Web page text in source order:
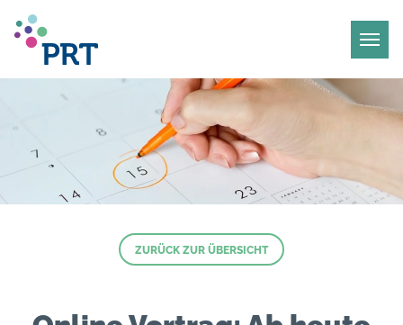
ZURÜCK ZUR ÜBERSICHT